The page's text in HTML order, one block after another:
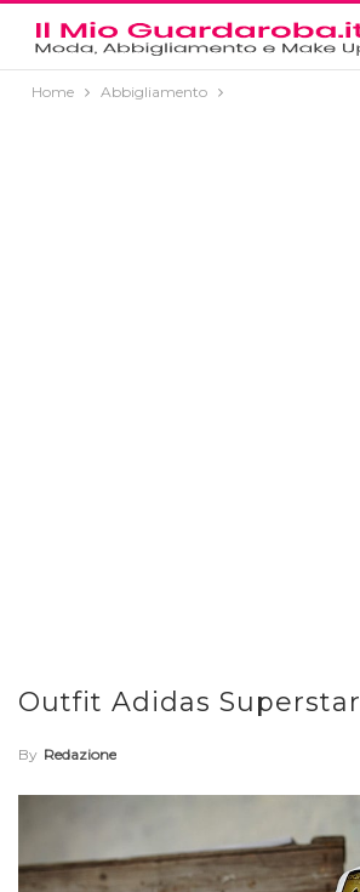
Home Abbigliamento
Outfit Adidas Superstar
By Redazione